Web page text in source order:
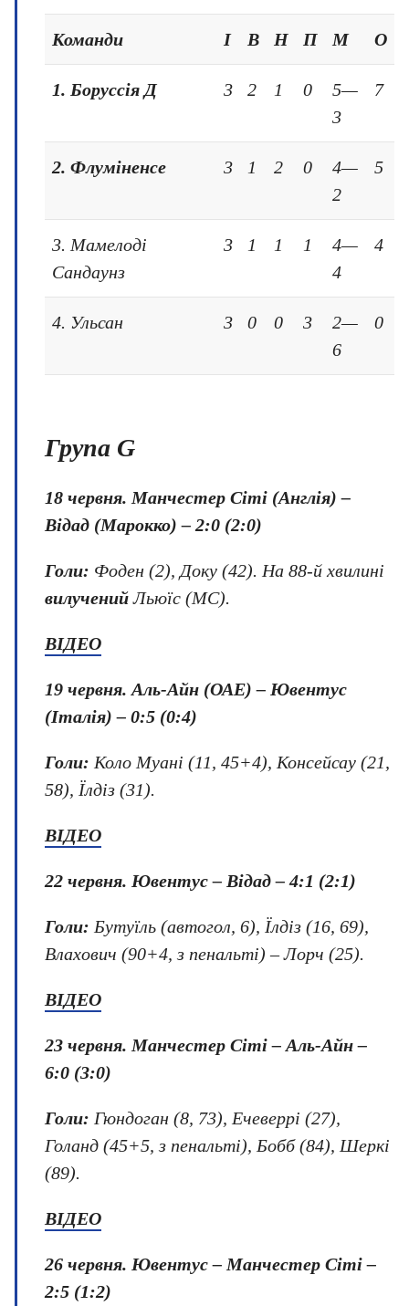
Команди І В Н П М О
1. Боруссія Д 3 2 1 0
5—
3
7
2. Флуміненсе 3 1 2 0
4—
2
5
3. Мамелоді
Сандаунз
3 1 1 1
4—
4
4
4. Ульсан 3 0 0 3
2—
6
0
Група G
18 червня. Манчестер Сіті (Англія) –
Відад (Марокко) – 2:0 (2:0)
Голи: Фоден (2), Доку (42). На 88-й хвилині
вилученийЛьюїс (МС).
ВІДЕО
19 червня. Аль-Айн (ОАЕ) – Ювентус
(Італія) – 0:5 (0:4)
Голи: Коло Муані (11, 45+4), Консейсау (21,
58), Їлдіз (31).
ВІДЕО
22 червня. Ювентус – Відад – 4:1 (2:1)
Голи: Бутуїль (автогол, 6), Їлдіз (16, 69),
Влахович (90+4, з пенальті) – Лорч (25).
ВІДЕО
23 червня. Манчестер Сіті – Аль-Айн –
6:0 (3:0)
Голи: Гюндоган (8, 73), Ечеверрі (27),
Голанд (45+5, з пенальті), Бобб (84), Шеркі
(89).
ВІДЕО
26 червня. Ювентус – Манчестер Сіті –
2:5 (1:2)